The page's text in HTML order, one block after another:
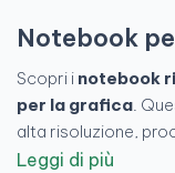
Notebook
Scopri i notebook
per la grafica.
alta risoluzione,
dedicate, che li
Leggi di più